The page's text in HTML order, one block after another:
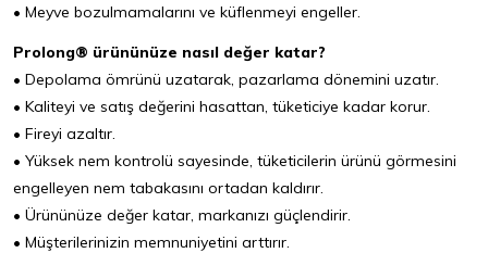
• Meyve bozulmamalarını ve küflenmeyi engeller.
Prolong® ürününüze nasıl değer katar?
• Depolama ömrünü uzatarak, pazarlama dönemini uzatır.
• Kaliteyi ve satış değerini hasattan, tüketiciye kadar korur.
• Fireyi azaltır.
• Yüksek nem kontrolü sayesinde, tüketicilerin ürünü görmesini
engelleyen nem tabakasını ortadan kaldırır.
• Ürününüze değer katar, markanızı güçlendirir.
• Müşterilerinizin memnuniyetini arttırır.